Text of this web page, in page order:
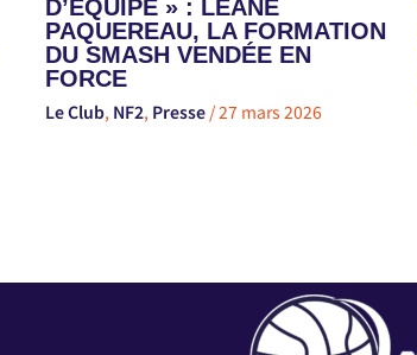
D’ÉQUIPE » : LÉANE
PAQUEREAU, LA FORMATION
DU SMASH VENDÉE EN
FORCE
Le Club, NF2, Presse /27 mars 2026